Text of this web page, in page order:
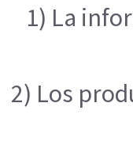
1) La
2) Los